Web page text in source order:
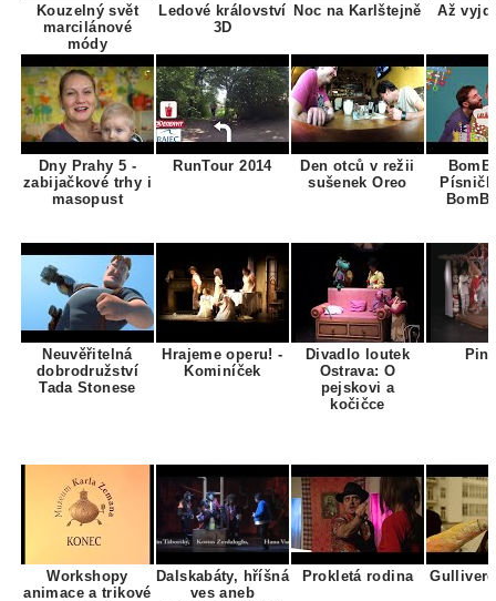
Kouzelný svět
marcilánové
módy
Ledové království
3D
Noc na Karlštejně Až
Dny Prahy 5 -
zabijačkové trhy i
masopust
RunTour 2014
Den otců v režii
sušenek Oreo
Neuvěřitelná
dobrodružství
Tada Stonese
Hrajeme operu! -
Kominíček
Divadlo loutek
Ostrava: O
pejskovi a
kočičce
Workshopy
animace a trikové
Dalskabáty, hříšná
ves aneb
Prokletá rodina